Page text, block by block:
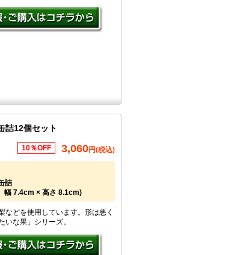
12個セット
10％OFF 3,060円(税込)
詰
7.4cm × 高さ 8.1cm)
などを使用しています。形は悪く
いな果」シリーズ。